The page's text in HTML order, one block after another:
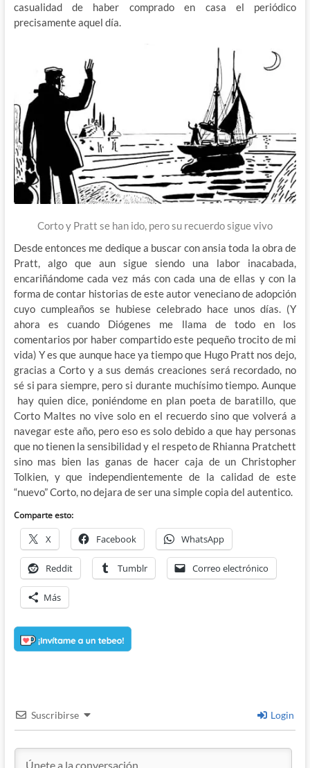
casualidad de haber comprado en casa el periódico
precisamente aquel día.
Corto y Pratt se han ido, pero su recuerdo sigue vivo
Desde entonces me dedique a buscar con ansia toda la obra de
Pratt, algo que aun sigue siendo una labor inacabada,
encariñándome cada vez más con cada una de ellas y con la
forma de contar historias de este autor veneciano de adopción
cuyo cumpleaños se hubiese celebrado hace unos días. (Y
ahora es cuando Diógenes me llama de todo en los
comentarios por haber compartido este pequeño trocito de mi
vida) Y es que aunque hace ya tiempo que Hugo Pratt nos dejo,
gracias a Corto y a sus demás creaciones será recordado, no
sé si para siempre, pero si durante muchísimo tiempo. Aunque
hay quien dice, poniéndome en plan poeta de baratillo, que
Corto Maltes no vive solo en el recuerdo sino que volverá a
navegar este año, pero eso es solo debido a que hay personas
que no tienen la sensibilidad y el respeto de Rhianna Pratchett
sino mas bien las ganas de hacer caja de un Christopher
Tolkien, y que independientemente de la calidad de este
“nuevo” Corto, no dejara de ser una simple copia del autentico.
Comparte esto:
X Facebook WhatsApp
Reddit Tumblr Correo electrónico
Más
Suscribirse Login